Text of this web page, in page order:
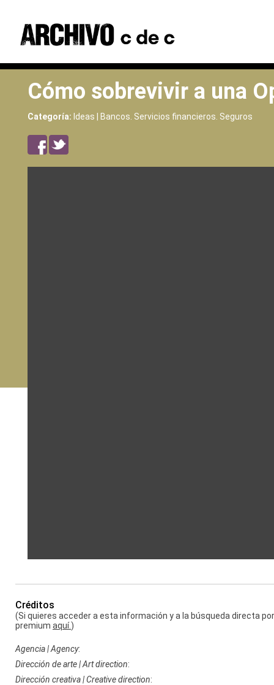
Cómo sobrevivir a una
Categoría: Ideas | Bancos. Servicios financieros. Seguros
Créditos
(Si quieres acceder a esta información y a la búsqueda directa
premium aquí.)
Agencia | Agency:
Dirección de arte | Art direction:
Dirección creativa | Creative direction: